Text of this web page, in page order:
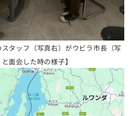
スタッフ（写真右）がウビラ市長（写
面会した時の様子】